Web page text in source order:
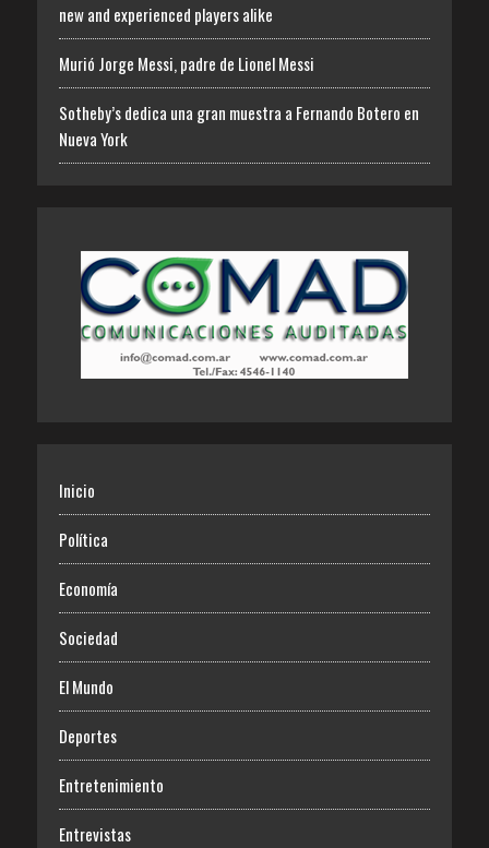
new and experienced players alike
Murió Jorge Messi, padre de Lionel Messi
Sotheby’s dedica una gran muestra a Fernando Botero en
Nueva York
Inicio
Política
Economía
Sociedad
El Mundo
Deportes
Entretenimiento
Entrevistas